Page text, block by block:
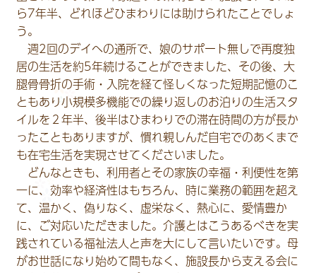
ら7年半、どれほどひまわりには助けられたことでしょ
う。
週2回のデイへの通所で、娘のサポート無しで再度独
居の生活を約5年続けることができました、その後、大
腿骨骨折の手術・入院を経て怪しくなった短期記憶のこ
ともあり小規模多機能での繰り返しのお泊りの生活スタ
イルを２年半、後半はひまわりでの滞在時間の方が長か
ったこともありますが、慣れ親しんだ自宅でのあくまで
も在宅生活を実現させてくださいました。
どんなときも、利用者とその家族の幸福・利便性を第
一に、効率や経済性はもちろん、時に業務の範囲を超え
て、温かく、偽りなく、虚栄なく、熱心に、愛情豊か
に、ご対応いただきました。介護とはこうあるべきを実
践されている福祉法人と声を大にして言いたいです。母
がお世話になり始めて間もなく、施設長から支える会に